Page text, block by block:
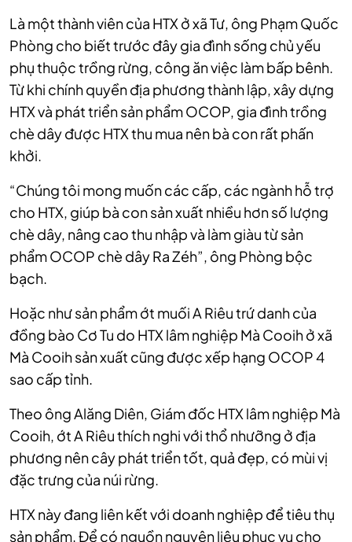
Là một thành viên của HTX ở xã Tư, ông Phạm Quốc
Phòng cho biết trước đây gia đình sống chủ yếu
phụ thuộc trồng rừng, công ăn việc làm bấp bênh.
Từ khi chính quyền địa phương thành lập, xây dựng
HTX và phát triển sản phẩm OCOP, gia đình trồng
chè dây được HTX thu mua nên bà con rất phấn
khởi.
“Chúng tôi mong muốn các cấp, các ngành hỗ trợ
cho HTX, giúp bà con sản xuất nhiều hơn số lượng
chè dây, nâng cao thu nhập và làm giàu từ sản
phẩm OCOP chè dây Ra Zéh”, ông Phòng bộc
bạch.
Hoặc như sản phẩm ớt muối A Riêu trứ danh của
đồng bào Cơ Tu do HTX lâm nghiệp Mà Cooih ở xã
Mà Cooihsản xuất cũng được xếp hạng OCOP 4
sao cấp tỉnh.
Theo ông Alăng Diên, Giám đốc HTX lâm nghiệp Mà
Cooih, ớt A Riêu thích nghi với thổ nhưỡng ở địa
phương nên cây phát triển tốt, quả đẹp, có mùi vị
đặc trưng của núi rừng.
HTX này đang liên kết với doanh nghiệp để tiêu thụ
sản phẩm. Để có nguồn nguyên liệu phục vụ cho